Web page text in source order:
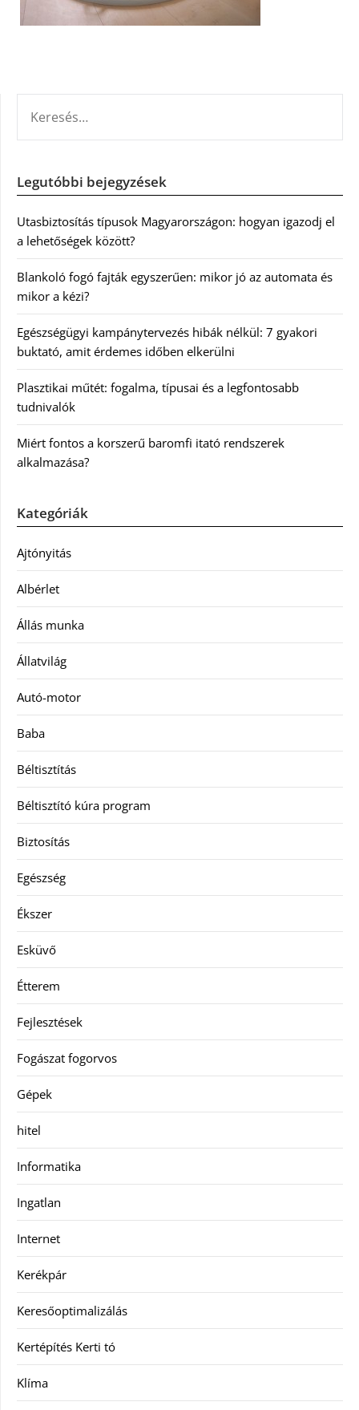
Legutóbbi bejegyzések
Utasbiztosítás típusok Magyarországon: hogyan igazodj el
a lehetőségek között?
Blankoló fogó fajták egyszerűen: mikor jó az automata és
mikor a kézi?
Egészségügyi kampánytervezés hibák nélkül: 7 gyakori
buktató, amit érdemes időben elkerülni
Plasztikai műtét: fogalma, típusai és a legfontosabb
tudnivalók
Miért fontos a korszerű baromfi itató rendszerek
alkalmazása?
Kategóriák
Ajtónyitás
Albérlet
Állás munka
Állatvilág
Autó-motor
Baba
Béltisztítás
Béltisztító kúra program
Biztosítás
Egészség
Ékszer
Esküvő
Étterem
Fejlesztések
Fogászat fogorvos
Gépek
hitel
Informatika
Ingatlan
Internet
Kerékpár
Keresőoptimalizálás
Kertépítés Kerti tó
Klíma